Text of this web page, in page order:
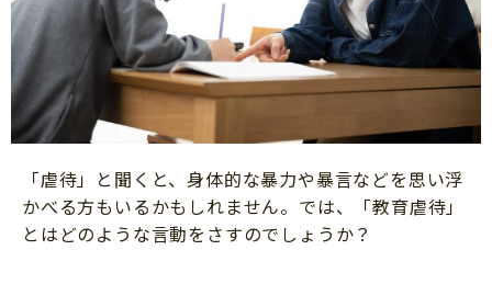
「虐待」と聞くと、身体的な暴力や暴言などを思い浮
かべる方もいるかもしれません。では、「教育虐待」
とはどのような言動をさすのでしょうか？